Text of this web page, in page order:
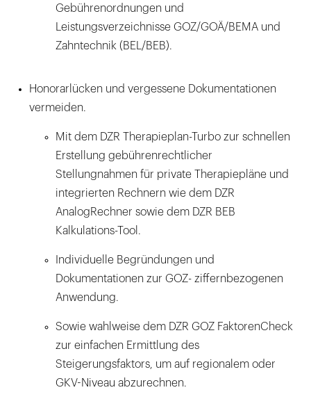
Gebührenordnungen und
Leistungsverzeichnisse GOZ/GOÄ/BEMA und
Zahntechnik (BEL/BEB).
Honorarlücken und vergessene Dokumentationen
vermeiden.
Mit dem DZR Therapieplan-Turbo zur schnellen
Erstellung gebührenrechtlicher
Stellungnahmen für private Therapiepläne und
integrierten Rechnern wie dem DZR
AnalogRechner sowie dem DZR BEB
Kalkulations-Tool.
Individuelle Begründungen und
Dokumentationen zur GOZ- ziffernbezogenen
Anwendung.
Sowie wahlweise dem DZR GOZ FaktorenCheck
zur einfachen Ermittlung des
Steigerungsfaktors, um auf regionalem oder
GKV-Niveau abzurechnen.